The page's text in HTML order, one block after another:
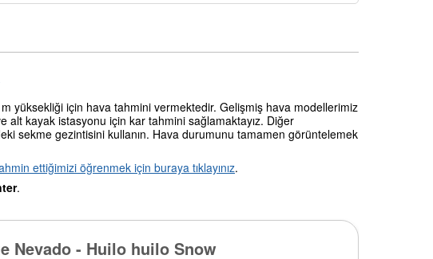
yüksekliği için hava tahmini vermektedir. Gelişmiş hava modellerimiz
alt kayak istasyonu için kar tahmini sağlamaktayız. Diğer
sekme gezintisini kullanın. Hava durumunu tamamen görüntelemek
ettiğimizi öğrenmek için buraya tıklayınız.
.